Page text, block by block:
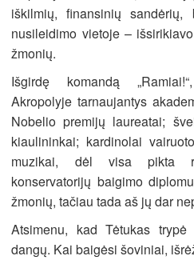
iškilmių, finansinių sandėrių,
nusileidimo vietoje –
žmonių.
Išgirdę komandą
Akropolyje tarnaujantys
Nobelio premijų laureatai;
kiaulininkai; kardinolai
muzikai, dėl visa pikta
konservatorijų baigimo
žmonių, tačiau tada aš jų dar
Atsimenu, kad Tėtukas
dangų. Kai baigėsi šoviniai,